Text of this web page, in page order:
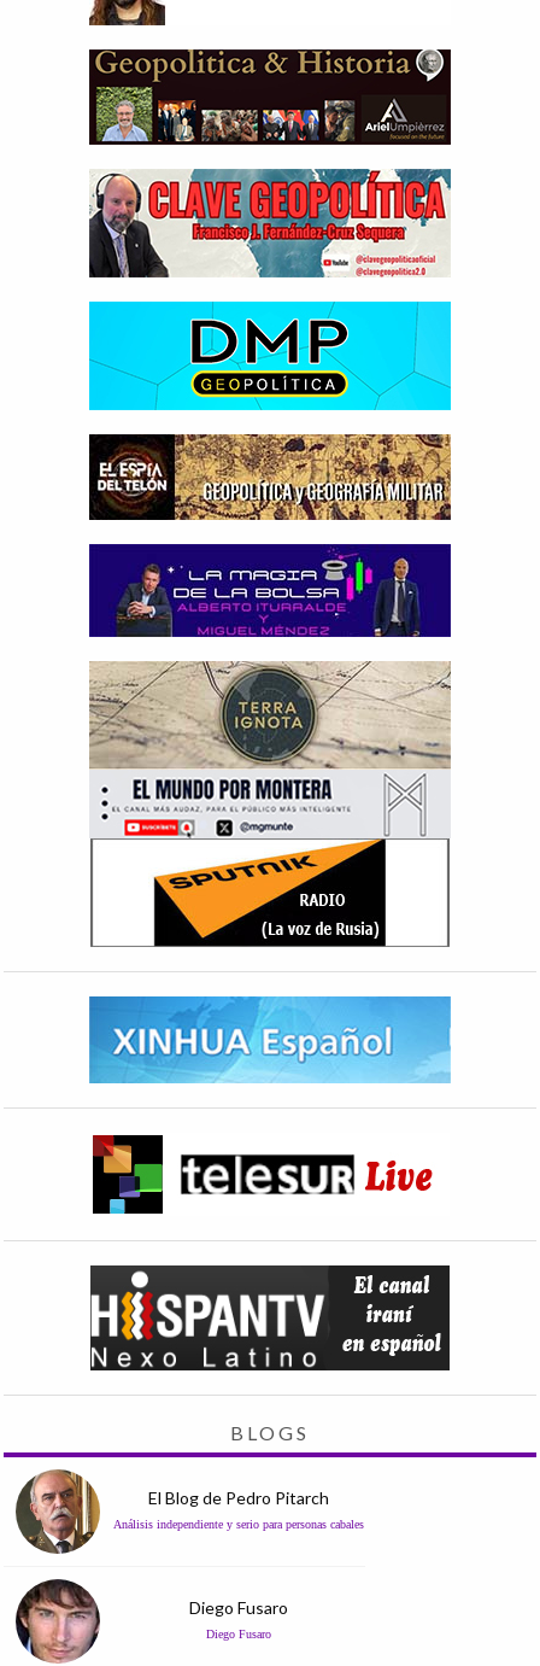
BLOGS
El Blog de Pedro Pitarch
Análisis independiente y serio para personas cabales
Diego Fusaro
Diego Fusaro